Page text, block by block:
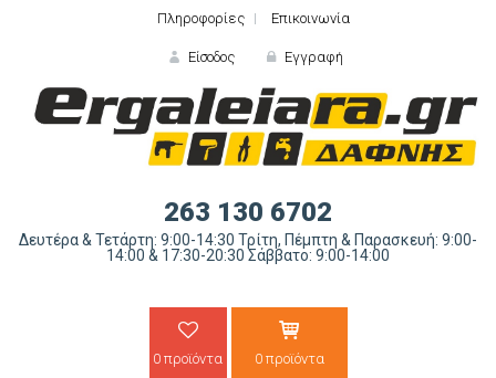
Πληροφορίες Επικοινωνία
Είσοδος
ΕΙΣΟΔΟΣ
Εγγραφή
263 130 6702
Δευτέρα & Τετάρτη: 9:00-14:30 Τρίτη, Πέμπτη & Παρασκευή: 9:00-
14:00 & 17:30-20:30 Σάββατο: 9:00-14:00
0 προϊόντα 0 προϊόντα